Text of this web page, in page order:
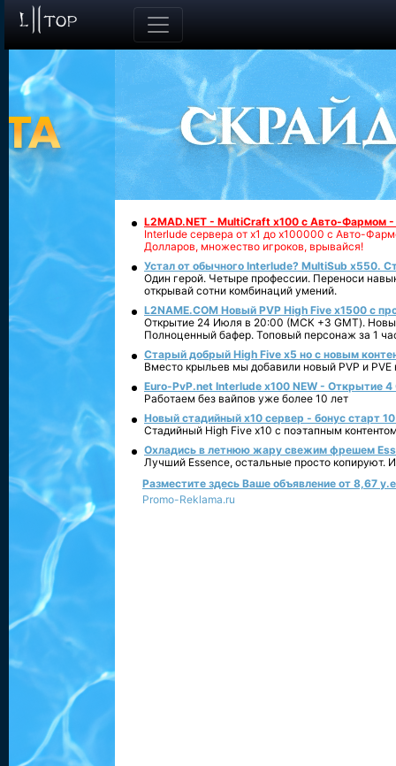
L2MAD.NET - MultiCraft x100 с Авто-Фармом
Interlude сервера от х1 до х100000 с Авто-
Долларов, множество игроков, врывайся!
Устал от обычного Interlude? MultiSub x550.
Один герой. Четыре профессии. Переноси
открывай сотни комбинаций умений.
L2NAME.COM Новый PVP High Five x1500 с
Открытие 24 Июля в 20:00 (МСК +3 GMT).
Полноценный бафер. Топовый персонаж за 1
Старый добрый High Five x5 но с новым
Вместо крыльев мы добавили новый PVP и PVE
Euro-PvP.net Interlude х100 NEW - Открытие 4
Работаем без вайпов уже более 10 лет
Новый стадийный х10 сервер - бонус старт
Стадийный High Five x10 с поэтапным
Охладись в летнюю жару свежим фрешем
Лучший Essence, остальные просто копируют.
Разместите здесь Ваше объявление от 8,67
Promo-Reklama.ru